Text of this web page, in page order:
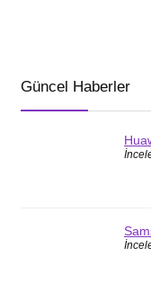
Güncel Haberler